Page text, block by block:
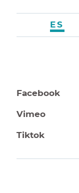
Facebook
Vimeo
Tiktok
ES